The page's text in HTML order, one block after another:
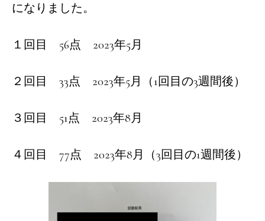
になりました。
１回目 56点 2023年5月
２回目 33点 2023年5月（1回目の3週間後）
３回目 51点 2023年8月
４回目 77点 2023年8月（3回目の1週間後）